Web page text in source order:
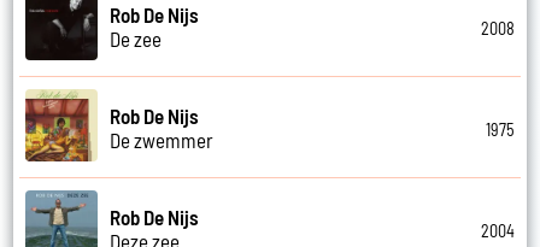
Rob De Nijs
De zee
2008
Rob De Nijs
De zwemmer
1975
Rob De Nijs
Deze zee
2004